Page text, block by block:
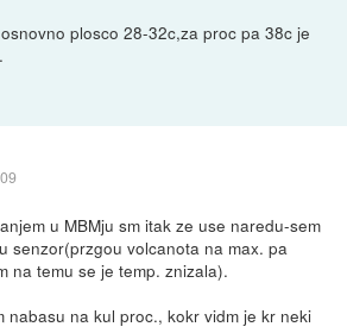
plosco 28-32c,za proc pa 38c je
u MBMju sm itak ze use naredu-sem
senzor(przgou volcanota na max. pa
na temu se je temp. znizala).
nabasu na kul proc., kokr vidm je kr neki